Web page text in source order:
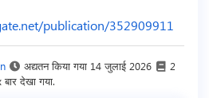
publication/352909911
अद्यतन किया गया 14 जुलाई 2026
2
देखा गया.